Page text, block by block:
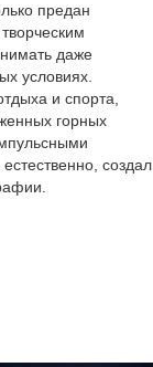
предан
даже
условиях.
и спорта,
горных
создал